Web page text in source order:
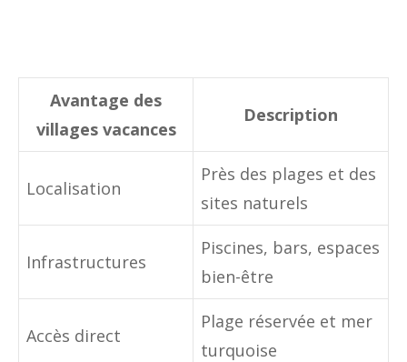
Avantage des
villages vacances
Description
Localisation
Près des plages et des
sites naturels
Infrastructures
Piscines, bars, espaces
bien-être
Accès direct
Plage réservée et mer
turquoise